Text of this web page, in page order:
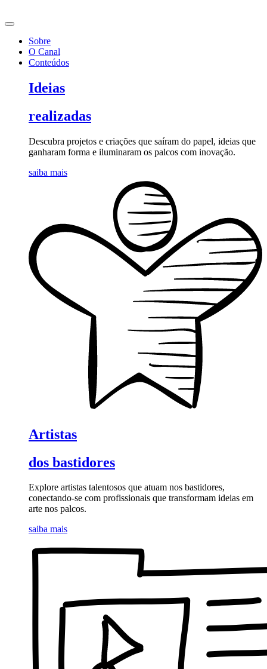
para
conteúdoSobre
O Canal
Conteúdos
Ideias
realizadas
Descubra projetos e criações que saíram do papel, ideias que
ganharam forma e iluminaram os palcos com inovação.
saiba mais
Artistas
dos bastidores
Explore artistas talentosos que atuam nos bastidores,
conectando-se com profissionais que transformam ideias em
arte nos palcos.
saiba mais